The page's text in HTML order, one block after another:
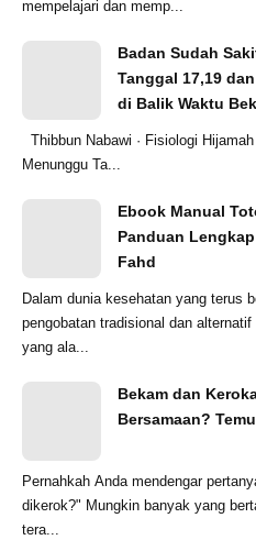
mempelajari dan memp...
Badan Sudah
Tanggal 17,19
di Balik Waktu
Menunggu Ta...
Ebook Manual
Panduan
Fahd
Dalam dunia kesehatan yang terus
pengobatan tradisional dan
yang ala...
Bekam dan
Bersamaan?
Pernahkah Anda mendengar
dikerok?" Mungkin banyak yang
tera...